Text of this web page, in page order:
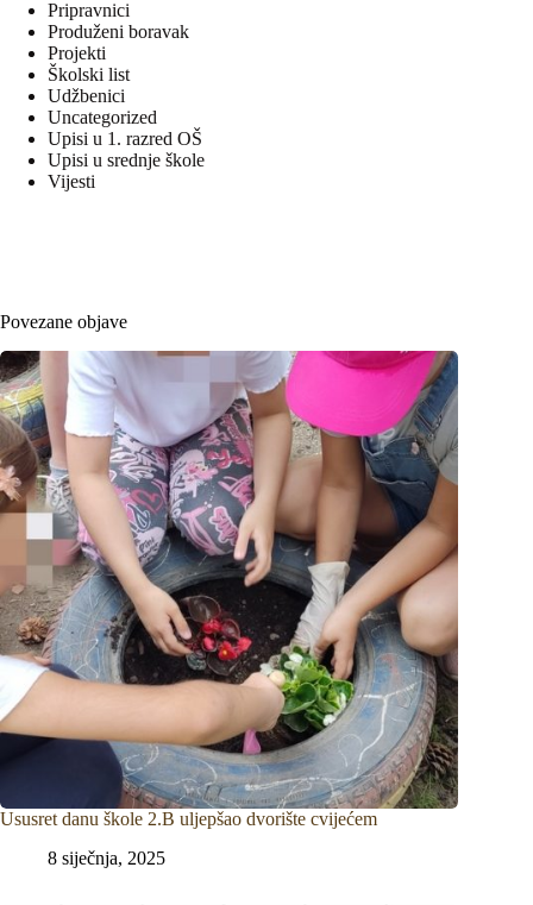
Pripravnici
Produženi boravak
Projekti
Školski list
Udžbenici
Uncategorized
Upisi u 1. razred OŠ
Upisi u srednje škole
Vijesti
Povezane objave
Ususret danu škole 2.B uljepšao dvorište cvijećem
8 siječnja, 2025